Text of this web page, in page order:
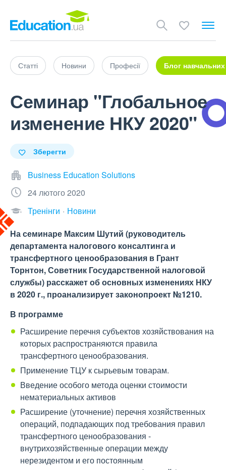
Статті Новини Професії Блог навчальних
Семинар "Глобальное
изменение НКУ 2020"
Зберегти
Business Education Solutions
24 лютого 2020
Тренінги
Новини
На семинаре Максим Шутий (руководитель
департамента налогового консалтинга и
трансфертного ценообразования в Грант
Торнтон, Советник Государственной налоговой
службы) расскажет об основных изменениях НКУ
в 2020 г., проанализирует законопроект №1210.
В программе
Расширение перечня субъектов хозяйствования на
которых распространяются правила
трансфертного ценообразования.
Применение ТЦУ к сырьевым товарам.
Введение особого метода оценки стоимости
нематериальных активов
Расширение (уточнение) перечня хозяйственных
операций, подпадающих под требования правил
трансфертного ценообразования -
внутрихозяйственные операции между
нерезидентом и его постоянным